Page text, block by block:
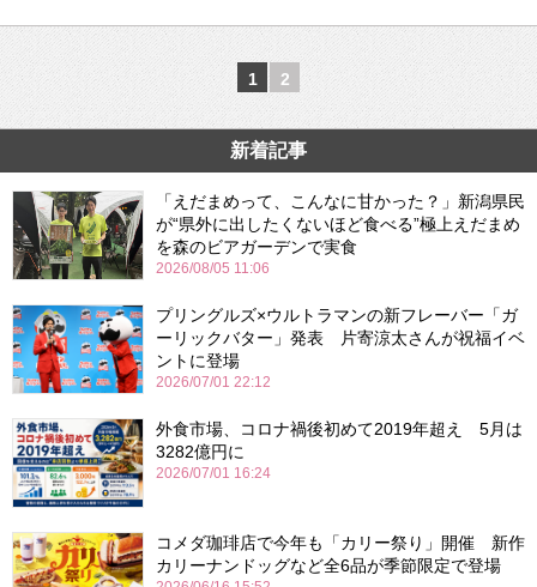
1 2
新着記事
「えだまめって、こんなに甘かった？」新潟県民
が“県外に出したくないほど食べる”極上えだまめ
を森のビアガーデンで実食
2026/08/05 11:06
プリングルズ×ウルトラマンの新フレーバー「ガ
ーリックバター」発表 片寄涼太さんが祝福イベ
ントに登場
2026/07/01 22:12
外食市場、コロナ禍後初めて2019年超え 5月は
3282億円に
2026/07/01 16:24
コメダ珈琲店で今年も「カリー祭り」開催 新作
カリーナンドッグなど全6品が季節限定で登場